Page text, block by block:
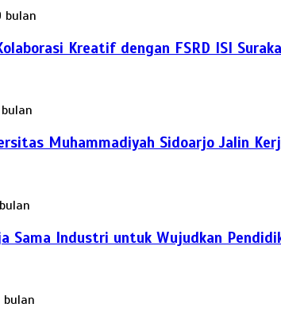
bulan
Kreatif dengan FSRD ISI
Muhammadiyah Sidoarjo Jalin
Sama Industri untuk Wujudkan
bulan